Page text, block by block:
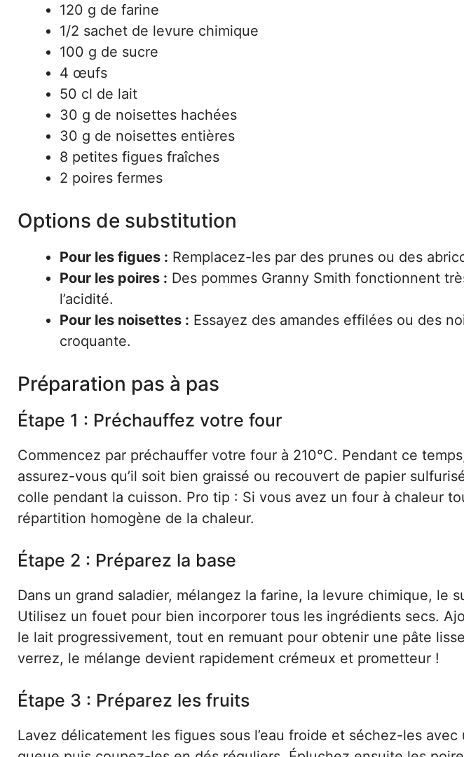
120 g de farine
1/2 sachet de levure chimique
100 g de sucre
4 œufs
50 cl de lait
30 g de noisettes hachées
30 g de noisettes entières
8 petites figues fraîches
2 poires fermes
Options de substitution
Pour les figues : Remplacez-les par des prunes ou des
Pour les poires : Des pommes Granny Smith fonctionnent
l’acidité.
Pour les noisettes : Essayez des amandes effilées ou des
croquante.
Préparation pas à pas
Étape 1 : Préchauffez votre four
Commencez par préchauffer votre four à 210°C. Pendant ce
assurez-vous qu’il soit bien graissé ou recouvert de papier
colle pendant la cuisson. Pro tip : Si vous avez un four à chaleur
répartition homogène de la chaleur.
Étape 2 : Préparez la base
Dans un grand saladier, mélangez la farine, la levure chimique, le
Utilisez un fouet pour bien incorporer tous les ingrédients secs.
le lait progressivement, tout en remuant pour obtenir une pâte
verrez, le mélange devient rapidement crémeux et prometteur !
Étape 3 : Préparez les fruits
Lavez délicatement les figues sous l’eau froide et séchez-les